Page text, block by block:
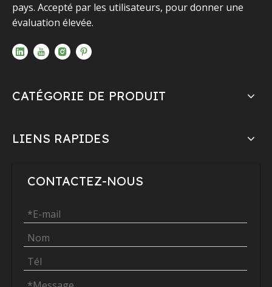
pays. Accepté par les utilisateurs, pour donner une
évaluation élevée.
CATÉGORIE DE PRODUIT
LIENS RAPIDES
CONTACTEZ-NOUS